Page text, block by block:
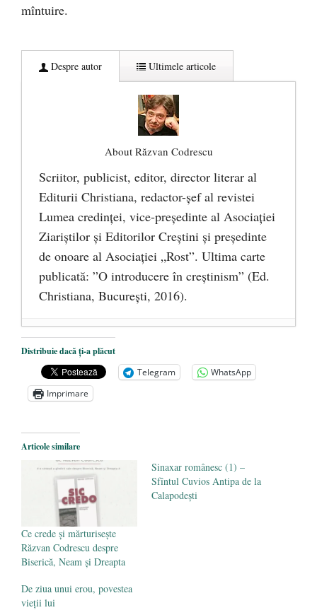
mîntuire.
Despre autor Ultimele articole
About Răzvan Codrescu
Scriitor, publicist, editor, director literar al
Editurii Christiana, redactor-şef al revistei
Lumea credinţei, vice-preşedinte al Asociaţiei
Ziariştilor şi Editorilor Creştini şi preşedinte
de onoare al Asociaţiei „Rost”. Ultima carte
publicată: ”O introducere în creștinism” (Ed.
Christiana, Bucureşti, 2016).
DANA KONYA-PETRIȘOR, ÎNTRU
VEȘNICĂ POMENIRE
- 17 martie 2021
ÎNĂLȚATU-S-A! - 28 mai 2020
Sic credo – Francisco Franco (1892-1975)
Distribuie dacă ți-a plăcut
Telegram
WhatsApp
Imprimare
Articole similare
Ce crede şi mărturiseşte
Răzvan Codrescu despre
Biserică, Neam şi Dreapta
Sinaxar românesc (1) –
Sfîntul Cuvios Antipa de la
Calapodești
De ziua unui erou, povestea
vieții lui